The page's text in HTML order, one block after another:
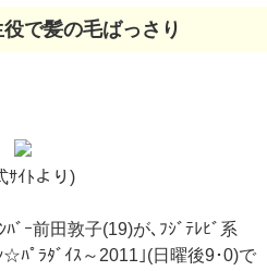
で髪の毛ばっさり
ｻｲﾄより)
ﾞｰ前田敦子(19)が､ﾌｼﾞﾃﾚﾋﾞ系
ﾊﾟﾗﾀﾞｲｽ～2011｣(日曜後9･0)で